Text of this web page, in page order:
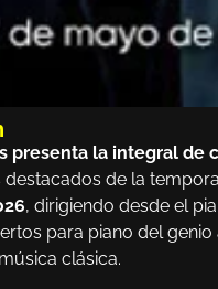
presenta la integral de
destacados de la
, dirigiendo desde el
para piano del
clásica.